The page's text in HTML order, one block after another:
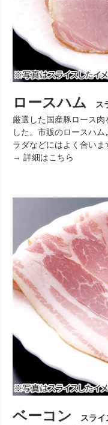
ロースハム ス
厳選した国産豚ロース
した。市販のロースハ
ラダなどにはよく合いま
→ 詳細はこちら
ベーコン
スライ